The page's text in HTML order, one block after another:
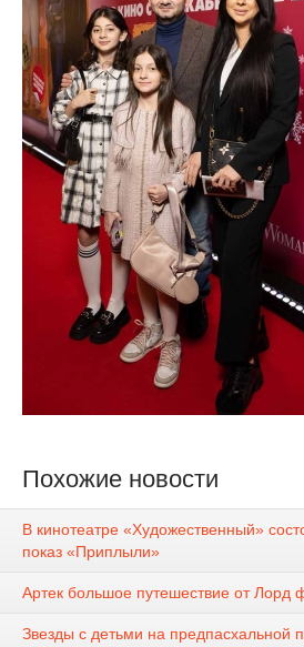
Похожие новости
В кинотеатре «Художественный»
показ «Приплыли»
Артек большое путешествие от Лорд
Звезды с детьми на предпасхальной